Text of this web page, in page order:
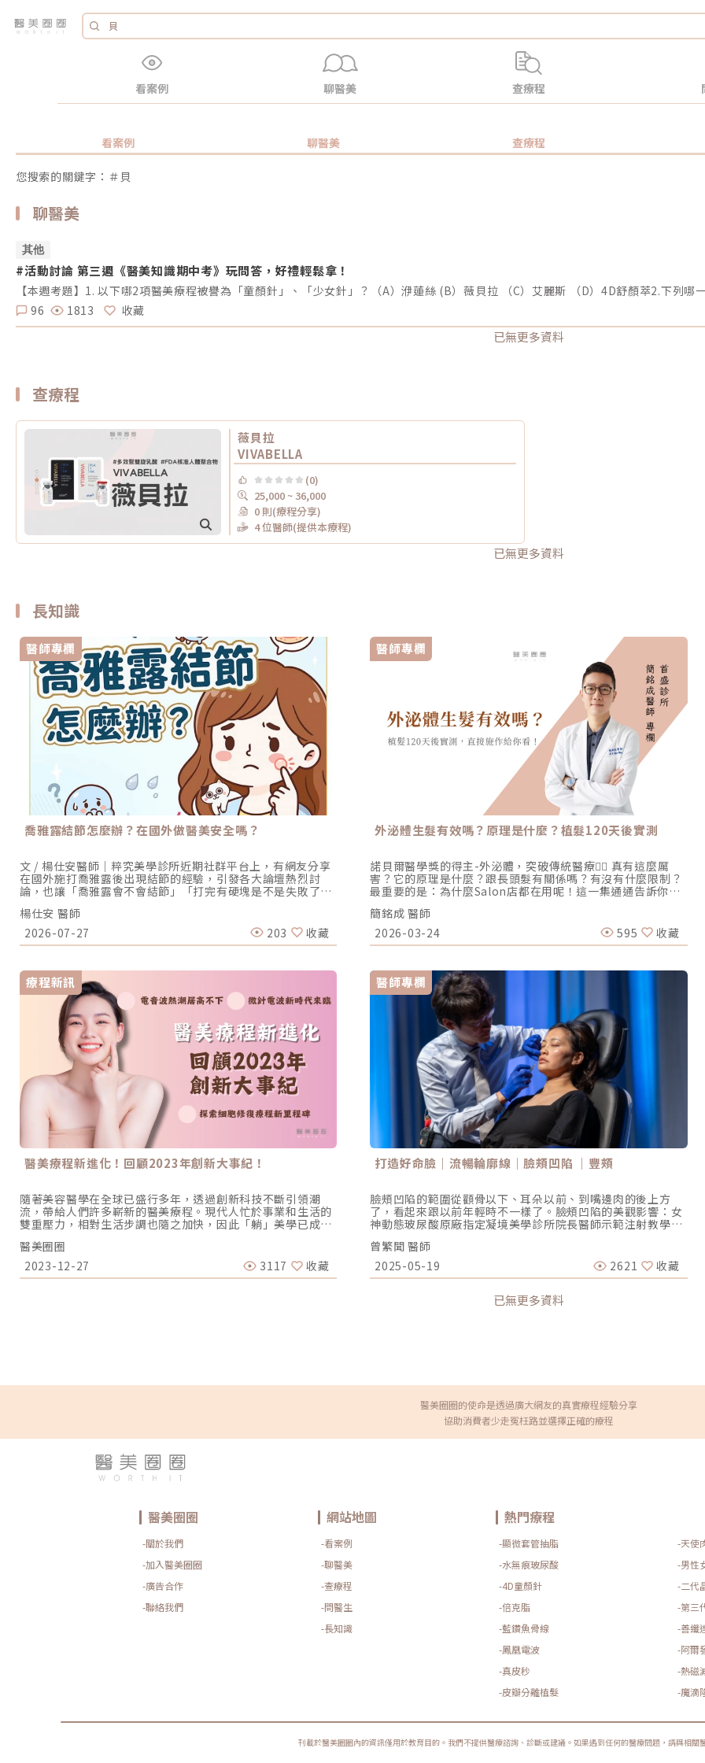
看案例 聊醫美 查療程
看案例 聊醫美 查療程
您搜索的關鍵字：＃貝
聊醫美
其他
#活動討論 第三週《醫美知識期中考》玩問答，好禮輕鬆拿！
96 1813 收藏
已無更多資料
查療程
薇貝拉
VIVABELLA
(0)
25,000 ~ 36,000
0 則(療程分享)
4 位醫師(提供本療程)
已無更多資料
長知識
醫師專欄
喬雅露結節怎麼辦？在國外做醫美安全嗎？
文 / 楊仕安醫師｜粹究美學診所近期社群平台上，有網友分享
在國外施打喬雅露後出現結節的經驗，引發各大論壇熱烈討
論，也讓「喬雅露會不會結節」「打完有硬塊是不是失敗了」
「去韓國打喬雅露安全嗎」成為許多人關心的問題。圖片來
源：TVBS媒體報導喬雅露會結節、失敗嗎？先分清正常反應
與真正併發症喬雅露結節並不等於療程失敗，多數術後摸到的
顆粒感來自暫時性腫脹與非交聯玻尿酸載體，會自行消退；真
現結節？喬雅露如何啟動膠原新生？喬雅露結節怎麼辦？依類
型對應的處理方式喬雅露結節的處理必須先分型再對應：早發
性結節以按摩、觀察與物理性方式為主，遲發性發炎結節則需
由醫師評估後採用病灶內藥物處理。自行用力按壓或推擠可能
加重組織反應並不建議，確認結節類型後再處理，才是最有效
率的做法。韓國打喬雅露安全嗎？海外療程藏風險出國施打喬
雅露最大的隱憂不在注射當下，而在於術後追蹤與併發症處理
的斷點。因為它是會隨時間作用的膠原增生劑，部分反應可能
延後數週至數月才出現，跨國施打一旦發生結節，返國後往往
找不到原醫師接手，追蹤與處置就此中斷。真正的難處在返國
之後才浮現：接手的醫師不知道原本打的是哪個品牌、哪種劑
型、打了多少、打在哪一層，等於要在資訊不完整的情況下處
理併發症。近期社群上關於國人赴韓國流水線醫美診所施打喬
雅露、返國後出現嚴重結節的討論，凸顯的正是這個結構性斷
點。如何降低喬雅露結節與失敗風險？術前術後重點降低喬雅
露結節與失敗風險的關鍵在於術前評估、注射層次判斷與術後
者能主動掌握的，是慎選醫師與診所、如實提供病史，以及確
實配合術後照護與回診，其餘則仰賴醫師的技術與流程。術前
應評估是否有自體免疫疾病、活動性感染或孕哺等禁忌，並確
認產品來源是否為原廠正貨與劑型種類。術中：依劑型分層注
射、於高風險部位保守分配劑量，這一環完全取決於醫師的技
術與流程標準，患者無法直接掌控，因此慎選醫師格外重要，
可在術前詢問醫師的施打方式與經驗，作為判斷依據。術後依
醫師指示照護、避免過度按壓與高溫環境，有助於產品穩定分
所由專業醫師團隊於注射前評估您的皮膚狀況、部位風險與適
楊仕安 醫師
2026-07-27
203 收藏
醫師專欄
外泌體生髮有效嗎？原理是什麼？植髮120天後實測
諾貝爾醫學獎的得主-外泌體，突破傳統醫療👨‍⚕️ 真有這麼厲
害？它的原理是什麼？跟長頭髮有關係嗎？有沒有什麼限制？
最重要的是：為什麼Salon店都在用呢！這一集通通告訴你➡️
公分？1:46 植髮會長痘痘？該怎麼改善？竟跟雄性禿有關！
2:46 頭皮受損、慢性發炎長膿包？該如何解決？3:56 外秘體
的原理是什麼？竟可以幫助頭皮健康！4:47 外泌體能幫助生
有什麼差？8:17 外泌體體驗！怎麼施作？直接示範給你看～
9:13 外泌體微針育髮療程恢復期要多久？會痛嗎？10:23 外泌
體微針育髮跟PRP生髮有什麼不同？11:06 沒植髮也能做外泌
體微針？成分怎麼萃取？費用多少錢？11:46 外秘體從動物、
植物、人體萃取出來有差嗎？13:29 外秘體微針育髮多少錢？
價格大公開！還可以用在哪？👀觀看更多文豪的故事介紹：
https://shawsonclinic.com.tw/case-share/wen-hao/🙋‍♂️
參觀我們的Facebook：
https://www.facebook.com/dr.skinhair📱來看看我們的
Instagram：
https://www.instagram.com/shawsonclinic/👩🏻直接加
入Line由專人預約：https://lin.ee/NSrp46p☎️診所服務電
話：(02) 2775-1919📍首盛地址：台北市大安區大安路一段
101巷5號
簡銘成 醫師
2026-03-24
595 收藏
療程新訊
醫美療程新進化！回顧2023年創新大事紀！
隨著美容醫學在全球已盛行多年，透過創新科技不斷引領潮
流，帶給人們許多嶄新的醫美療程。現代人忙於事業和生活的
雙重壓力，相對生活步調也隨之加快，因此「躺」美學已成為
需躺下，即可享受到快速、有效的療程成果，更貼近現代人的
需求和生活節奏。不過，在尋求醫美療程時需謹慎選擇，絕不
能盲目追求潮流，務必遵照專業醫師建議，以確保在過程中能
稱為小鳳凰，當然作用原理也相同。透過「立體容積式加熱」
獎，集結電音波的優勢，同樣能針對臉部皺紋及細紋達到改善
的效果。就連梁詠琪GiGi也青睞並代言這項產品，毫不費力地
保持她青春的風采。如今，更譽為名媛貴婦們最新的凍齡神
熱凝結點，提升更大、更全面的受熱面積。搭配新一代10種不
同探頭，共有20種以上治療模式，具有臉部拉提、頦下拉提及
身體緊實、減少腹圍…等多種適應症。New Doublo 倍提電音
雙波今年推出的New Doublo 倍提電音雙波擁有獨特的雙波探
頭世界專利，能同時釋放RF電波＋HIFU聚焦式超音波2種能
提、雙頰下腹大腿皮膚緊實及改善鬆弛的頦下，等多種用途，
由淺到深全方位緊實拉提效果。更採用U-turn來回能量輸出模
式，有效縮短時間，同時提高療程舒適感。大事記2：隆乳假
體崛起，擁有完美傲人曲線！擁有傲人的事業線一直以來是許
胸皮下組織較薄的女性。女王波以光滑圓盤和非常好的柔軟度
脫穎而出，為追求完美曲線的女性提供了一項嶄新的選擇。
醫美圈圈
2023-12-27
3117 收藏
醫師專欄
打造好命臉｜流暢輪廓線｜臉頰凹陷 ｜豐頰
臉頰凹陷的範圍從顴骨以下、耳朵以前、到嘴邊肉的後上方
了，看起來跟以前年輕時不一樣了。臉頰凹陷的美觀影響：女
神動態玻尿酸原廠指定凝境美學診所院長醫師示範注射教學案
例 使人看來瘦削、憔悴、骨感 增加顴骨高聳的稜角、顯得顴
骨更大、臉變寬的錯覺 臉頰凹陷會減弱下半臉輪廓的支撐，而
加重嘴邊肉的下垂、加深木偶紋女神動態玻尿酸原廠指定凝境
美學診所院長醫師示範注射教學案例（圖／凝境美學診所-曾
師示範注射教學案例（圖／凝境美學診所-曾繁聞醫師提供）
輕，皮下脂肪厚度減少 老化造成脂肪體積流失、肌肉萎縮 咬
肌瘦小臉，肉毒素錯誤注射，造成咀嚼肌過度萎縮 牙套臉，因
牙齒矯正，造成熱量攝取下降、咀嚼肌用進廢退，產生臉頰凹
陷，加深木偶紋和法令紋凝境美學診所院長擔任精靈針原廠國
際講師 示範注射教學案例（圖／凝境美學診所-曾繁聞醫師提
現場數百名加拿大醫護示範微整形注射教學（圖／凝境美學診
所-曾繁聞醫師提供）玻尿酸包括美國 喬雅登、瑞典 瑞絲朗、
德國水無痕/保柔緹、瑞士 緹奧希/隱形玻尿酸等。優點是立即
見效、體積精確、不需等待、不需按摩，而且是唯一有降解酶
的選擇。凝境美學診所院長擔任德國保柔緹Belotero水無痕
診所-曾繁聞醫師提供）膠原蛋白增生劑 –Â 逐漸生長類艾麗斯
Aesthefill聚雙旋乳酸/精靈針、舒顏萃Sculptra聚左旋乳
酸/4D童妍針、大分子喬雅露Juvelook Lenisna、薇貝拉
Vivibella等等。因為需要使用無菌蒸餾水泡製產品，因此注射
再度出現凹陷，直到1~3個月後逐漸刺激膠原蛋白軟組織增
生，才又逐漸澎起。依據不同產品、不同泡製濃度，單次治療
的進步程度大約3~6成之間，可能需要1~3次的階段性治療。
優點是增生的膠原蛋白可提提供額外的緊緻拉提效果、並且同
供）4D童妍針Sculptra舒顏萃原廠邀請凝境美學診所院長醫
師至韓國首爾延世大學醫院演講教學案例（圖／凝境美學診
曾繁聞 醫師
2025-05-19
2621 收藏
已無更多資料
醫美圈圈的使命是透過廣大網友的真實療程經驗分享
協助消費者少走冤枉路並選擇正確的療程
醫美圈圈
-關於我們
-加入醫美圈圈
-廣告合作
-聯絡我們
網站地圖
-看案例
-聊醫美
-查療程
-問醫生
-長知識
熱門療程
-顯微套管抽脂
-天使
-水無痕玻尿酸
-男性
-4D童顏針
-二代
-倍克脂
-第三
-藍鑽魚骨線
-善纖
-鳳凰電波
-阿爾
-真皮秒
-熱磁
-皮瓣分離植髮
-魔滴
刊載於醫美圈圈內的資訊僅用於教育目的。我們不提供醫療諮詢、診斷或建議。如果遇到任何的醫療問題，請與相關